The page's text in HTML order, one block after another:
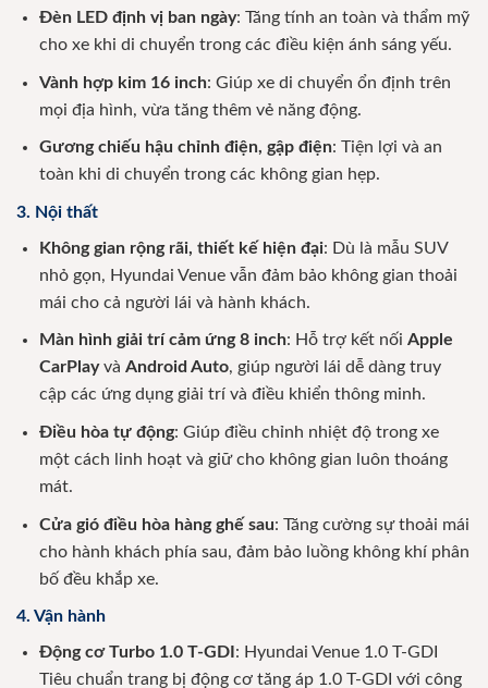
Đèn LED định vị ban ngày: Tăng tính an toàn và thẩm mỹ
cho xe khi di chuyển trong các điều kiện ánh sáng yếu.
Vành hợp kim 16 inch: Giúp xe di chuyển ổn định trên
mọi địa hình, vừa tăng thêm vẻ năng động.
Gương chiếu hậu chỉnh điện, gập điện: Tiện lợi và an
toàn khi di chuyển trong các không gian hẹp.
3. Nội thất
Không gian rộng rãi, thiết kế hiện đại: Dù là mẫu SUV
nhỏ gọn, Hyundai Venue vẫn đảm bảo không gian thoải
mái cho cả người lái và hành khách.
Màn hình giải trí cảm ứng 8 inch: Hỗ trợ kết nối Apple
CarPlayvà Android Auto, giúp người lái dễ dàng truy
cập các ứng dụng giải trí và điều khiển thông minh.
Điều hòa tự động: Giúp điều chỉnh nhiệt độ trong xe
một cách linh hoạt và giữ cho không gian luôn thoáng
mát.
Cửa gió điều hòa hàng ghế sau: Tăng cường sự thoải mái
cho hành khách phía sau, đảm bảo luồng không khí phân
bố đều khắp xe.
4. Vận hành
Động cơ Turbo 1.0 T-GDI : Hyundai Venue 1.0 T-GDI
Tiêu chuẩn trang bị động cơ tăng áp 1.0 T-GDI với công